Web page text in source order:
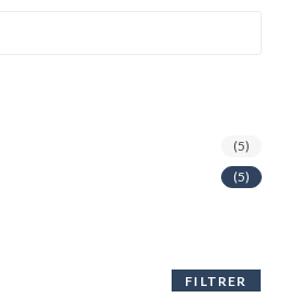
(5)
(5)
FILTRER